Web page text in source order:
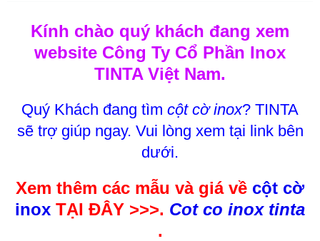
Kính chào quý khách đang xem
website Công Ty Cổ Phần Inox
TINTA Việt Nam.
Quý Khách đang tìm cột cờ inox? TINTA
sẽ trợ giúp ngay. Vui lòng xem tại link bên
dưới.
Xem thêm các mẫu và giá về cột cờ
inox TẠI ĐÂY >>>. Cot co inox tinta
.